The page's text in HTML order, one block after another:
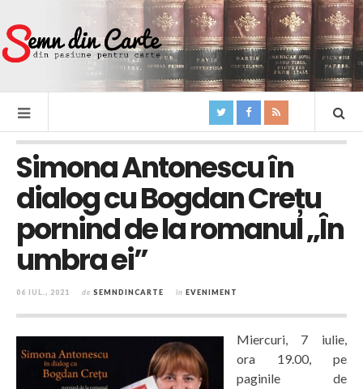
Simona Antonescu în
dialog cu Bogdan Crețu
pornind de la romanul „În
umbra ei”
06 IUL., 2021 de SEMNDINCARTE în EVENIMENT
Miercuri, 7 iulie,
ora 19.00, pe
paginile de